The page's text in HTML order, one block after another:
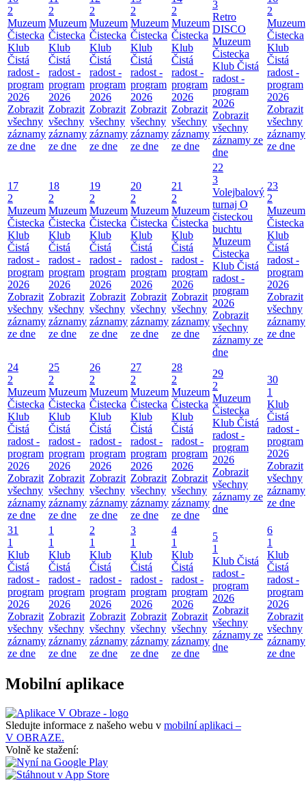
2
Muzeum
Čistecka
Klub
Čistá
radost -
program
2026
Zobrazit
všechny
záznamy
ze dne
2
Muzeum
Čistecka
Klub
Čistá
radost -
program
2026
Zobrazit
všechny
záznamy
ze dne
2
Muzeum
Čistecka
Klub
Čistá
radost -
program
2026
Zobrazit
všechny
záznamy
ze dne
2
Muzeum
Čistecka
Klub
Čistá
radost -
program
2026
Zobrazit
všechny
záznamy
ze dne
2
Muzeum
Čistecka
Klub
Čistá
radost -
program
2026
Zobrazit
všechny
záznamy
ze dne
3
Retro
DISCO
Muzeum
Čistecka
Klub Čistá
radost -
program
2026
Zobrazit
všechny
záznamy ze
dne
2
Muzeum
Čistecka
Klub
Čistá
radost -
program
2026
Zobrazit
všechny
záznamy
ze dne
17
2
Muzeum
Čistecka
Klub
Čistá
radost -
program
2026
Zobrazit
všechny
záznamy
ze dne
18
2
Muzeum
Čistecka
Klub
Čistá
radost -
program
2026
Zobrazit
všechny
záznamy
ze dne
19
2
Muzeum
Čistecka
Klub
Čistá
radost -
program
2026
Zobrazit
všechny
záznamy
ze dne
20
2
Muzeum
Čistecka
Klub
Čistá
radost -
program
2026
Zobrazit
všechny
záznamy
ze dne
21
2
Muzeum
Čistecka
Klub
Čistá
radost -
program
2026
Zobrazit
všechny
záznamy
ze dne
22
3
Volejbalový
turnaj O
čisteckou
buchtu
Muzeum
Čistecka
Klub Čistá
radost -
program
2026
Zobrazit
všechny
záznamy ze
dne
23
2
Muzeum
Čistecka
Klub
Čistá
radost -
program
2026
Zobrazit
všechny
záznamy
ze dne
24
2
Muzeum
Čistecka
Klub
Čistá
radost -
program
2026
Zobrazit
všechny
záznamy
ze dne
25
2
Muzeum
Čistecka
Klub
Čistá
radost -
program
2026
Zobrazit
všechny
záznamy
ze dne
26
2
Muzeum
Čistecka
Klub
Čistá
radost -
program
2026
Zobrazit
všechny
záznamy
ze dne
27
2
Muzeum
Čistecka
Klub
Čistá
radost -
program
2026
Zobrazit
všechny
záznamy
ze dne
28
2
Muzeum
Čistecka
Klub
Čistá
radost -
program
2026
Zobrazit
všechny
záznamy
ze dne
29
2
Muzeum
Čistecka
Klub Čistá
radost -
program
2026
Zobrazit
všechny
záznamy ze
dne
30
1
Klub
Čistá
radost -
program
2026
Zobrazit
všechny
záznamy
ze dne
31
1
Klub
Čistá
radost -
program
2026
Zobrazit
všechny
záznamy
ze dne
1
1
Klub
Čistá
radost -
program
2026
Zobrazit
všechny
záznamy
ze dne
2
1
Klub
Čistá
radost -
program
2026
Zobrazit
všechny
záznamy
ze dne
3
1
Klub
Čistá
radost -
program
2026
Zobrazit
všechny
záznamy
ze dne
4
1
Klub
Čistá
radost -
program
2026
Zobrazit
všechny
záznamy
ze dne
5
1
Klub Čistá
radost -
program
2026
Zobrazit
všechny
záznamy ze
dne
6
1
Klub
Čistá
radost -
program
2026
Zobrazit
všechny
záznamy
ze dne
Mobilní aplikace
Sledujte informace z našeho webu v mobilní aplikaci –
V OBRAZE.
Volně ke stažení: